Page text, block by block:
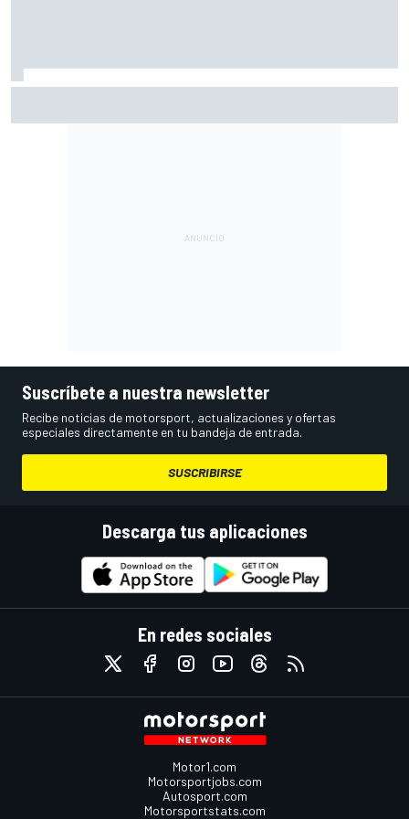
Suscríbete a nuestra newsletter
Recibe noticias de motorsport, actualizaciones y ofertas
especiales directamente en tu bandeja de entrada.
SUSCRIBIRSE
Descarga tus aplicaciones
En redes sociales
Motor1.com
Motorsportjobs.com
Autosport.com
Motorsportstats.com